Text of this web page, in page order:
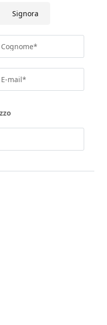
Signora
Cognome*
E-mail*